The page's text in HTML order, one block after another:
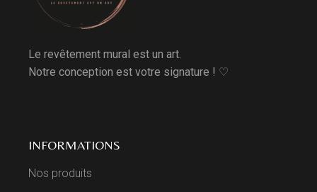
Le revêtement mural est un art.
Notre conception est votre signature ! ♡
INFORMATIONS
Nos produits